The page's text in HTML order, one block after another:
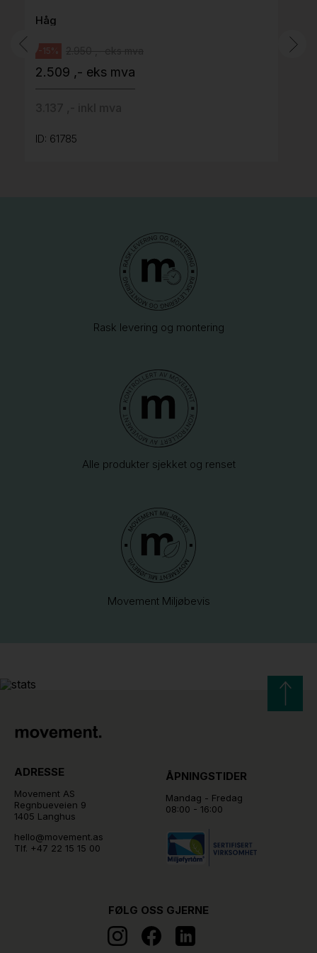
Håg
-15%
2.509 ,- eks mva
ID: 61785
Rask levering og montering
Alle produkter sjekket og renset
Movement Miljøbevis
ADRESSE
Movement AS
Regnbueveien 9
1405 Langhus
hello@movement.as
Tlf. +47 22 15 15 00
ÅPNINGSTIDER
Mandag - Fredag
08:00 - 16:00
FØLG OSS GJERNE